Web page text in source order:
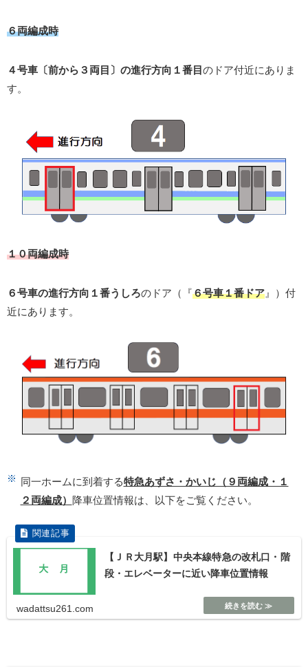
６両編成時
４号車〔前から３両目〕の進行方向１番目 のドア付近にありま
す。
１０両編成時
６号車の進行方向１番うしろのドア（『６号車１番ドア 』）付
近にあります。
同一ホームに到着する特急あずさ・かいじ（９両編成・１
２両編成） 降車位置情報は、以下をご覧ください。
【ＪＲ大月駅】中央本線特急の改札口・階
段・エレベーターに近い降車位置情報
wadattsu261.com